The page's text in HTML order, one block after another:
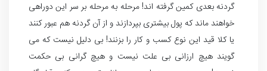
گردنه بعدی کمین گرفته اند! مرحله به مرحله بر سر این دوراهی
خواهند ماند که پول بیشتری بپردازند و از آن گردنه هم عبور کنند
یا کلا قید این نوع کسب و کار را بزنند! بی دلیل نیست که می
گویند هیچ ارزانی بی علت نیست و هیچ گرانی بی حکمت